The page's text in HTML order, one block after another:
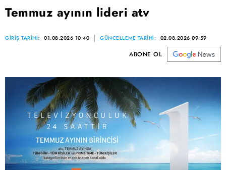
Temmuz ayının lideri atv
GİRİŞ TARİHİ: 01.08.2026 10:40 GÜNCELLEME TARİHİ: 02.08.2026 09:59
ABONE OL